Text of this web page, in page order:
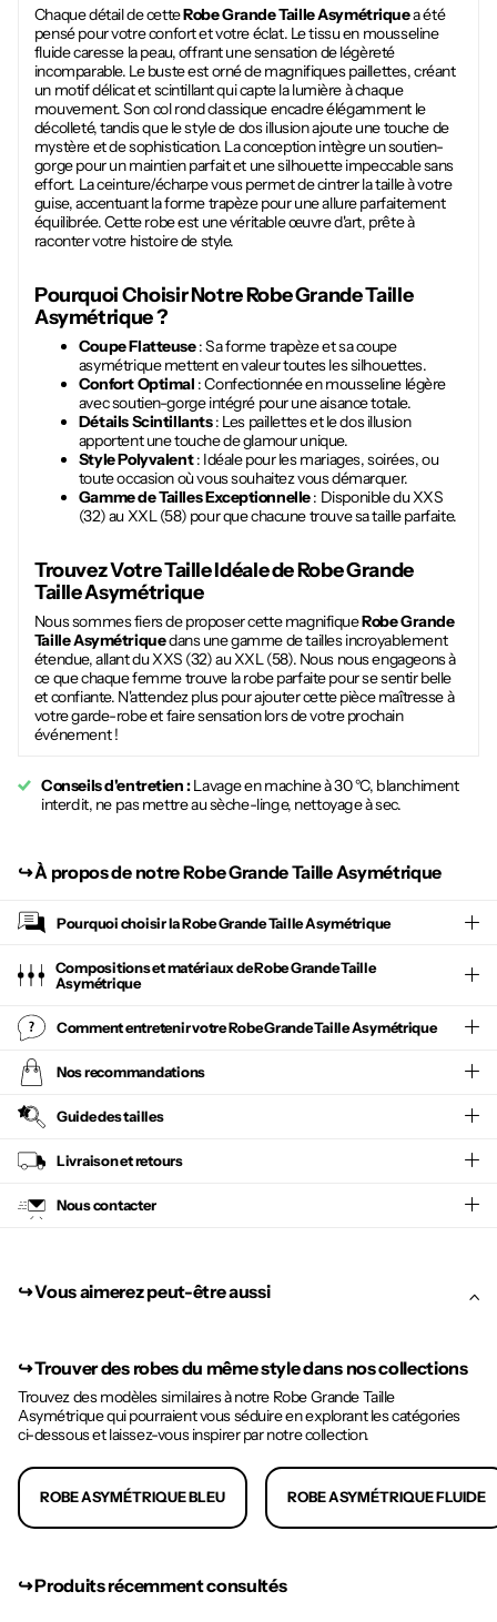
Chaque détail de cetteRobe Grande Taille Asymétriquea été
pensé pour votre confort et votre éclat. Le tissu en mousseline
fluide caresse la peau, offrant une sensation de légèreté
incomparable. Le buste est orné de magnifiques paillettes, créant
un motif délicat et scintillant qui capte la lumière à chaque
mouvement. Son col rond classique encadre élégamment le
décolleté, tandis que le style de dos illusion ajoute une touche de
mystère et de sophistication. La conception intègre un soutien-
gorge pour un maintien parfait et une silhouette impeccable sans
effort. La ceinture/écharpe vous permet de cintrer la taille à votre
guise, accentuant la forme trapèze pour une allure parfaitement
équilibrée. Cette robe est une véritable œuvre d'art, prête à
raconter votre histoire de style.
Pourquoi Choisir NotreRobe Grande Taille
Asymétrique?
Coupe Flatteuse: Sa forme trapèze et sa coupe
asymétrique mettent en valeur toutes les silhouettes.
Confort Optimal : Confectionnée en mousseline légère
avec soutien-gorge intégré pour une aisance totale.
Détails Scintillants: Les paillettes et le dos illusion
apportent une touche de glamour unique.
Style Polyvalent: Idéale pour les mariages, soirées, ou
toute occasion où vous souhaitez vous démarquer.
Gamme de Tailles Exceptionnelle: Disponible du XXS
(32) au XXL (58) pour que chacune trouve sa taille parfaite.
Trouvez Votre Taille Idéale deRobe Grande
Taille Asymétrique
Nous sommes fiers de proposer cette magnifiqueRobe Grande
Taille Asymétriquedans une gamme de tailles incroyablement
étendue, allant du XXS (32) au XXL (58). Nous nous engageons à
ce que chaque femme trouve la robe parfaite pour se sentir belle
et confiante. N'attendez plus pour ajouter cette pièce maîtresse à
votre garde-robe et faire sensation lors de votre prochain
événement !
Conseils d'entretien :Lavage en machine à 30 °C, blanchiment
interdit, ne pas mettre au sèche-linge, nettoyage à sec.
↪︎À propos de notre Robe Grande Taille Asymétrique
Pourquoi choisir laRobe Grande Taille Asymétrique
Compositions et matériaux de Robe Grande Taille
Asymétrique
Comment entretenir votreRobe Grande Taille Asymétrique
Nos recommandations
Guide des tailles
Livraison et retours
Nous contacter
↪︎ Vous aimerez peut-être aussi
↪︎Trouver des robes du même style dans nos collections
Trouvez des modèles similaires à notre Robe Grande Taille
Asymétrique qui pourraient vous séduire en explorant les catégories
ci-dessous et laissez-vous inspirer par notre collection.
ROBE ASYMÉTRIQUE BLEU ROBE ASYMÉTRIQUE FLUIDE
↪︎ Produits récemment consultés